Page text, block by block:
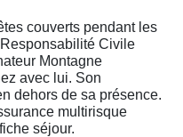
couverts pendant les
Civile
Montagne
avec lui. Son
dehors de sa présence.
multirisque
séjour.